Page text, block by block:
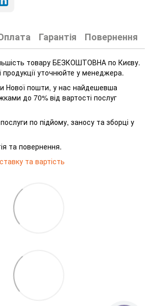
Гарантія Повернення
товару БЕЗКОШТОВНА по Києву.
продукції уточнюйте у менеджера.
Нової пошти, у нас найдешевша
до 70% від вартості послуг
по підйому, заносу та зборці у
та повернення.
та вартість